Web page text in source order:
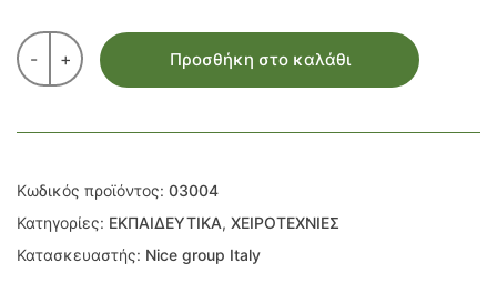
- + Προσθήκη στο καλάθι
Κωδικός προϊόντος: 03004
Κατηγορίες: ΕΚΠΑΙΔΕΥΤΙΚΑ, ΧΕΙΡΟΤΕΧΝΙΕΣ
Κατασκευαστής: Nice group Italy